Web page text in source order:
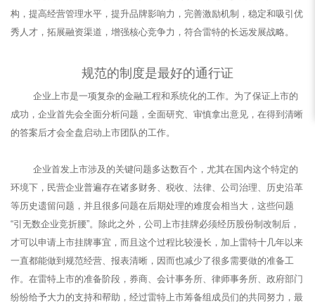
构，提高经营管理水平，提升品牌影响力，完善激励机制，稳定和吸引优
秀人才，拓展融资渠道，增强核心竞争力，符合雷特的长远发展战略。
规范的制度是最好的通行证
企业上市是一项复杂的金融工程和系统化的工作。为了保证上市的
成功，企业首先会全面分析问题，全面研究、审慎拿出意见，在得到清晰
的答案后才会全盘启动上市团队的工作。
企业首发上市涉及的关键问题多达数百个，尤其在国内这个特定的
环境下，民营企业普遍存在诸多财务、税收、法律、公司治理、历史沿革
等历史遗留问题，并且很多问题在后期处理的难度会相当大，这些问题
“引无数企业竞折腰”。除此之外，公司上市挂牌必须经历股份制改制后，
才可以申请上市挂牌事宜，而且这个过程比较漫长，加上雷特十几年以来
一直都能做到规范经营、报表清晰，因而也减少了很多需要做的准备工
作。在雷特上市的准备阶段，券商、会计事务所、律师事务所、政府部门
纷纷给予大力的支持和帮助，经过雷特上市筹备组成员们的共同努力，最